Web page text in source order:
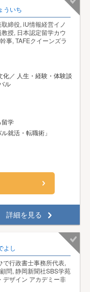
ういち
締役, iU情報経営イノ
授, 日本認定留学カウ
事, TAFEクイーンズラ
／ 人生・経験・体験談
ル
留学
就活・転職術」
詳細を見る
よし
で行政書士事務所代表,
問, 静岡新聞社SBS学苑
デザイン アカデミー非